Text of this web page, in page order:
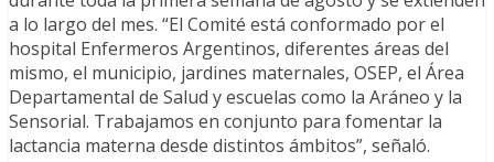
a lo largo del mes. “El Comité está conformado por el
hospital Enfermeros Argentinos, diferentes áreas del
mismo, el municipio, jardines maternales, OSEP, el Área
Departamental de Salud y escuelas como la Aráneo y la
Sensorial. Trabajamos en conjunto para fomentar la
lactancia materna desde distintos ámbitos”, señaló.